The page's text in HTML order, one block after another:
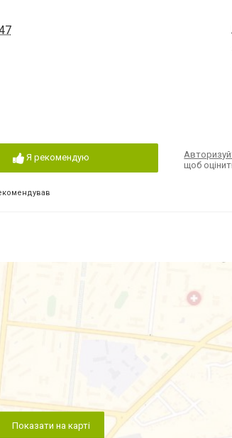
Я рекомендую
щоб
Показати на карті